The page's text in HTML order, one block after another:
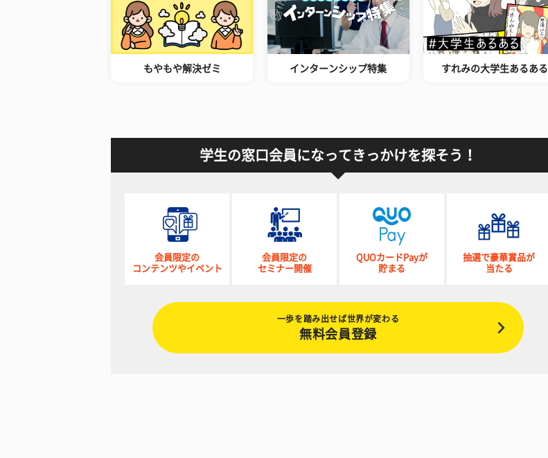
もやもや解決ゼミ インターンシップ特集 すれみの大学生あるある
学生の窓口会員になってきっかけを探そう！
会員限定の
コンテンツやイベント
会員限定の
セミナー開催
QUOカードPayが
貯まる
抽選で豪華賞品が
当たる
一歩を踏み出せば世界が変わる
無料会員登録